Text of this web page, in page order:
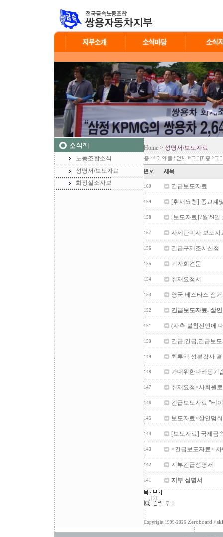
노동조합소식
성명서/보도자료
화장실소자보
Home > 성명서/보도자료
320 16 9
160 긴급보도자료
159 [취재요청] 종교계
158 [보도자료]7월29일
157 사제단미사 보도자
156 긴급구제조치신청
155 기자회견문
154 취재요청서
153 영국 베스타스 점
152 긴급보도자료. 살
151 (사측 불참선언에
150 긴급,긴급,긴급보
149 최루액 성분검사
148 가대위한나라당기
147 취재요청>사회원
146 긴급보도자료 "테
145 보도자료<살인멈
144 [보도자료] 국제금
143 <긴급보도자료>
142 지부긴급성명서
141 지부 성명서
Copyright 1999-2026 Zeroboard /